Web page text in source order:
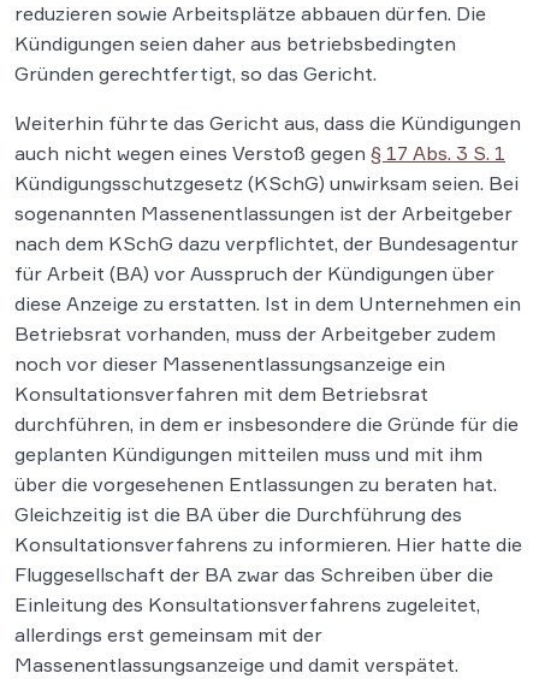
reduzieren sowie Arbeitsplätze abbauen dürfen. Die
Kündigungen seien daher aus betriebsbedingten
Gründen gerechtfertigt, so das Gericht.
Weiterhin führte das Gericht aus, dass die Kündigungen
auch nicht wegen eines Verstoß gegen § 17 Abs. 3 S. 1
Kündigungsschutzgesetz (KSchG) unwirksam seien. Bei
sogenannten Massenentlassungen ist der Arbeitgeber
nach dem KSchG dazu verpflichtet, der Bundesagentur
für Arbeit (BA) vor Ausspruch der Kündigungen über
diese Anzeige zu erstatten. Ist in dem Unternehmen ein
Betriebsrat vorhanden, muss der Arbeitgeber zudem
noch vor dieser Massenentlassungsanzeige ein
Konsultationsverfahren mit dem Betriebsrat
durchführen, in dem er insbesondere die Gründe für die
geplanten Kündigungen mitteilen muss und mit ihm
über die vorgesehenen Entlassungen zu beraten hat.
Gleichzeitig ist die BA über die Durchführung des
Konsultationsverfahrens zu informieren. Hier hatte die
Fluggesellschaft der BA zwar das Schreiben über die
Einleitung des Konsultationsverfahrens zugeleitet,
allerdings erst gemeinsam mit der
Massenentlassungsanzeige und damit verspätet.